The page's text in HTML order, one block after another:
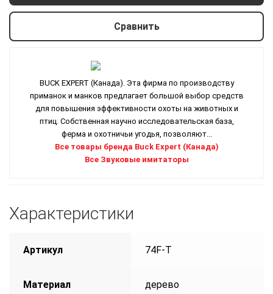
Сравнить
BUCK EXPERT (Канада). Эта фирма по производству
приманок и манков предлагает большой выбор средств
для повышения эффективности охоты на животных и
птиц. Собственная научно исследовательская база,
ферма и охотничьи угодья, позволяют...
Все товары бренда Buck Expert (Канада)
Все Звуковые имитаторы
Характеристики
Артикул 74F-T
Материал дерево